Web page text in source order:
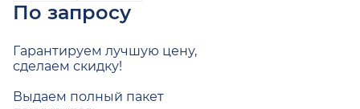
По запросу
Гарантируем лучшую цену,
сделаем скидку!
Выдаем полный пакет